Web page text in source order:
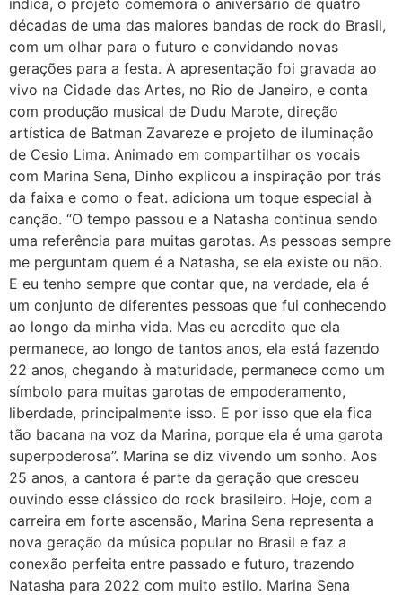
indica, o projeto comemora o aniversário de quatro
décadas de uma das maiores bandas de rock do Brasil,
com um olhar para o futuro e convidando novas
gerações para a festa. A apresentação foi gravada ao
vivo na Cidade das Artes, no Rio de Janeiro, e conta
com produção musical de Dudu Marote, direção
artística de Batman Zavareze e projeto de iluminação
de Cesio Lima. Animado em compartilhar os vocais
com Marina Sena, Dinho explicou a inspiração por trás
da faixa e como o feat. adiciona um toque especial à
canção. “O tempo passou e a Natasha continua sendo
uma referência para muitas garotas. As pessoas sempre
me perguntam quem é a Natasha, se ela existe ou não.
E eu tenho sempre que contar que, na verdade, ela é
um conjunto de diferentes pessoas que fui conhecendo
ao longo da minha vida. Mas eu acredito que ela
permanece, ao longo de tantos anos, ela está fazendo
22 anos, chegando à maturidade, permanece como um
símbolo para muitas garotas de empoderamento,
liberdade, principalmente isso. E por isso que ela fica
tão bacana na voz da Marina, porque ela é uma garota
superpoderosa”. Marina se diz vivendo um sonho. Aos
25 anos, a cantora é parte da geração que cresceu
ouvindo esse clássico do rock brasileiro. Hoje, com a
carreira em forte ascensão, Marina Sena representa a
nova geração da música popular no Brasil e faz a
conexão perfeita entre passado e futuro, trazendo
Natasha para 2022 com muito estilo. Marina Sena